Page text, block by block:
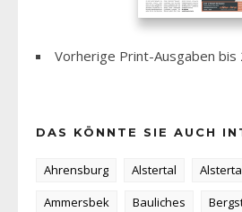
Vorherige Print-Ausgaben bis
DAS KÖNNTE SIE AUCH
Ahrensburg Alstertal
Ammersbek
Bauliches